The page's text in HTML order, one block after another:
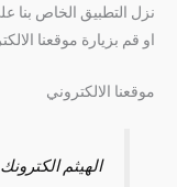
نزل التطبيق الخاص بنا
او قم بزيارة موقعنا
موقعنا الالكتروني
الهيثم الكترونك